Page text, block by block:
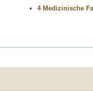
4 Medizinische